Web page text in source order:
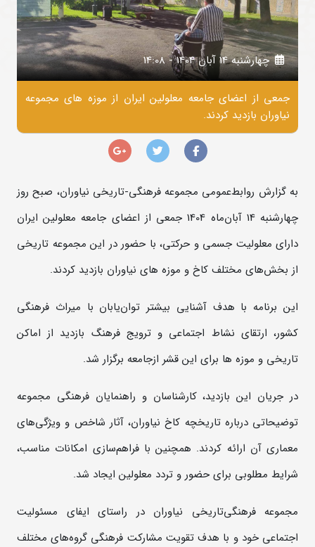
چهارشنبه 14 آبان 1404 - 14:08
جمعی از اعضای جامعه معلولین ایران از موزه های مجموعه
نیاوران بازدید کردند.
به گزارش روابط‌عمومی مجموعه فرهنگی‌-تاریخی نیاوران، صبح روز
چهارشنبه 14 آبان‌ماه 1404 جمعی از اعضای جامعه معلولین ایران
دارای معلولیت جسمی و حرکتی، با حضور در این مجموعه تاریخی
از بخش‌های مختلف کاخ و موزه های نیاوران بازدید کردند.
این برنامه با هدف آشنایی بیشتر توان‌یابان با میراث فرهنگی
کشور، ارتقای نشاط اجتماعی و ترویج فرهنگ بازدید از اماکن
تاریخی و موزه ها برای این قشر ازجامعه برگزار شد.
در جریان این بازدید، کارشناسان و راهنمایان فرهنگی مجموعه
توضیحاتی درباره تاریخچه کاخ نیاوران، آثار شاخص و ویژگی‌های
معماری آن ارائه کردند. همچنین با فراهم‌سازی امکانات مناسب،
شرایط مطلوبی برای حضور و تردد معلولین ایجاد شد.
مجموعه فرهنگی‌تاریخی نیاوران در راستای ایفای مسئولیت
اجتماعی خود و با هدف تقویت مشارکت فرهنگی گروه‌های مختلف